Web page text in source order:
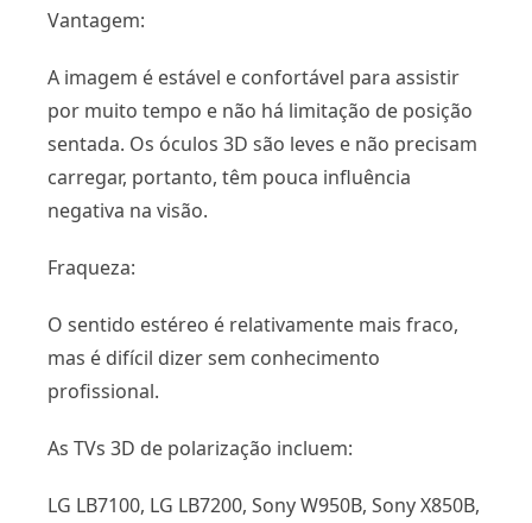
Vantagem:
A imagem é estável e confortável para assistir
por muito tempo e não há limitação de posição
sentada. Os óculos 3D são leves e não precisam
carregar, portanto, têm pouca influência
negativa na visão.
Fraqueza:
O sentido estéreo é relativamente mais fraco,
mas é difícil dizer sem conhecimento
profissional.
As TVs 3D de polarização incluem:
LG LB7100, LG LB7200, Sony W950B, Sony X850B,